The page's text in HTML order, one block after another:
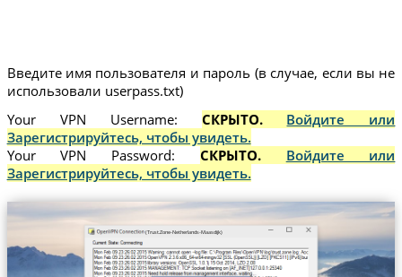
Введите имя пользователя и пароль (в случае, если вы не
использовали userpass.txt)
Your VPN Username: СКРЫТО. Войдите или
Зарегистрируйтесь, чтобы увидеть.
Your VPN Password: СКРЫТО. Войдите или
Зарегистрируйтесь, чтобы увидеть.
(Trust.Zone-Netherlands-Maasdijk)